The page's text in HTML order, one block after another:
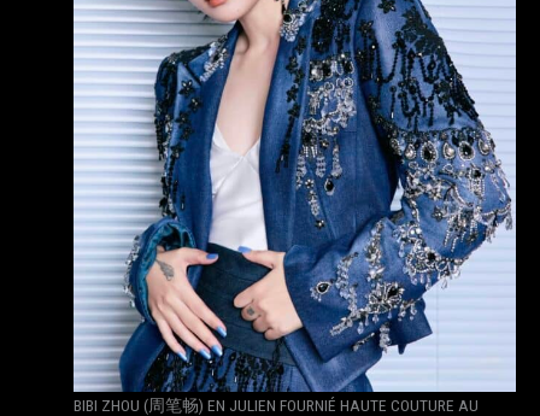
BIBI ZHOU (周笔畅) EN JULIEN FOURNIÉ HAUTE COUTURE AU